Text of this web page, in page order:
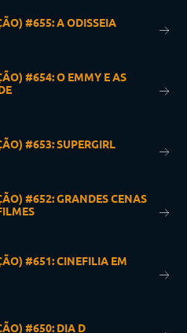
#655: A ODISSEIA
#654: O EMMY E AS
#653: SUPERGIRL
#652: GRANDES CENAS
#651: CINEFILIA EM
#650: DIA D